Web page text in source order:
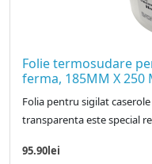
Folie termosudare
ferma, 185MM X 250
Folia pentru sigilat
transparenta este special
95.90lei